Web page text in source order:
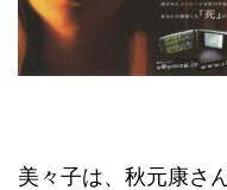
美々子は、秋元康さ